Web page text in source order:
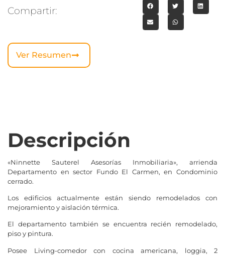
Compartir:
Ver Resumen
Descripción
«Ninnette Sauterel Asesorías Inmobiliaria», arrienda
Departamento en sector Fundo El Carmen, en Condominio
cerrado.
Los edificios actualmente están siendo remodelados con
mejoramiento y aislación térmica.
El departamento también se encuentra recién remodelado,
piso y pintura.
Posee Living-comedor con cocina americana, loggia, 2